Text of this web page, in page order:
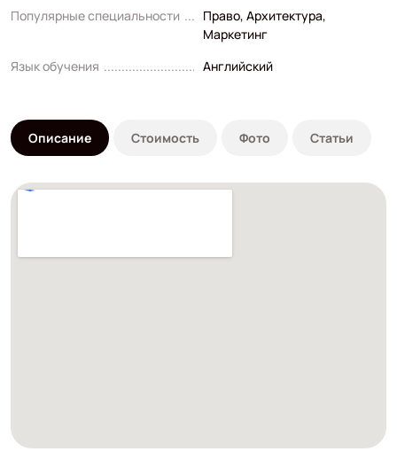
Популярные специальности
Право, Архитектура,
Маркетинг
Язык обучения
Английский
Описание Стоимость Фото Статьи